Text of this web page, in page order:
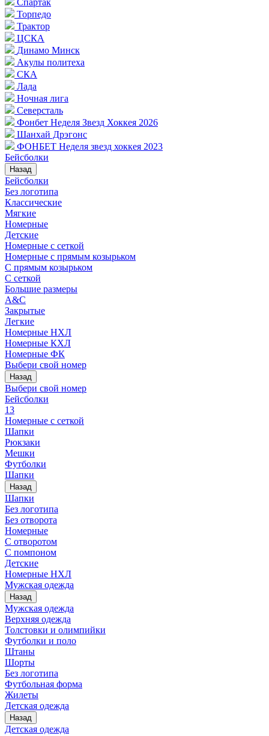
Спартак
Торпедо
Трактор
ЦСКА
Динамо Минск
Акулы политеха
СКА
Лада
Ночная лига
Северсталь
Фонбет Неделя Звезд Хоккея 2026
Шанхай Дрэгонс
ФОНБЕТ Неделя звезд хоккея 2023
Бейсболки
Назад
Бейсболки
Без логотипа
Классические
Мягкие
Номерные
Детские
Номерные с сеткой
Номерные с прямым козырьком
С прямым козырьком
С сеткой
Большие размеры
A&C
Закрытые
Легкие
Номерные НХЛ
Номерные КХЛ
Номерные ФК
Выбери свой номер
Назад
Выбери свой номер
Бейсболки
13
Номерные с сеткой
Шапки
Рюкзаки
Мешки
Футболки
Шапки
Назад
Шапки
Без логотипа
Без отворота
Номерные
С отворотом
С помпоном
Детские
Номерные НХЛ
Мужская одежда
Назад
Мужская одежда
Верхняя одежда
Толстовки и олимпийки
Футболки и поло
Штаны
Шорты
Без логотипа
Футбольная форма
Жилеты
Детская одежда
Назад
Детская одежда